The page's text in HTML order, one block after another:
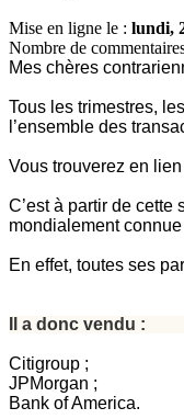
Mise en ligne le : lundi,
Nombre de
Mes chères
Tous les trimestres,
l’ensemble des
Vous trouverez en
C’est à partir de
mondialement
En effet, toutes ses
Il a donc vendu :
Citigroup ;
JPMorgan ;
Bank of America.